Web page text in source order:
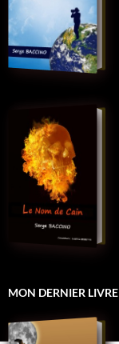
MON DERNIER LIVRE